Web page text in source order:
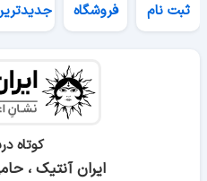
ثبت نام فروشگاه
کوتاه
ایران آنتیک ،